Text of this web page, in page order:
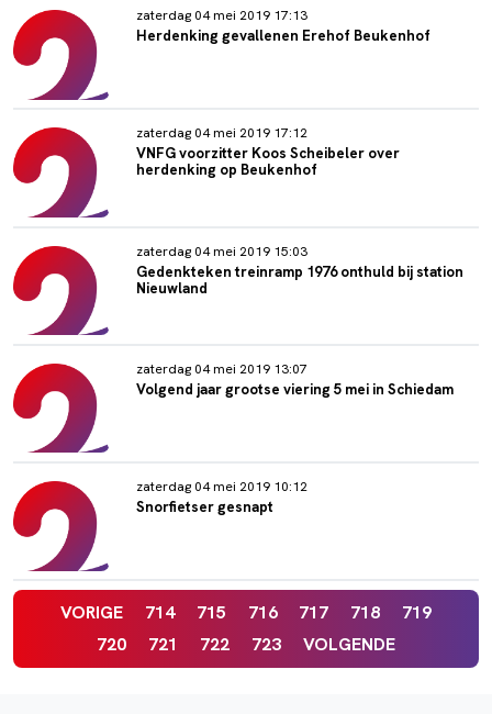
zaterdag 04 mei 2019 17:13
Herdenking gevallenen Erehof Beukenhof
zaterdag 04 mei 2019 17:12
VNFG voorzitter Koos Scheibeler over
herdenking op Beukenhof
zaterdag 04 mei 2019 15:03
Gedenkteken treinramp 1976 onthuld bij station
Nieuwland
zaterdag 04 mei 2019 13:07
Volgend jaar grootse viering 5 mei in Schiedam
zaterdag 04 mei 2019 10:12
Snorfietser gesnapt
VORIGE 714 715 716 717 718
719
720
721 722 723 VOLGENDE